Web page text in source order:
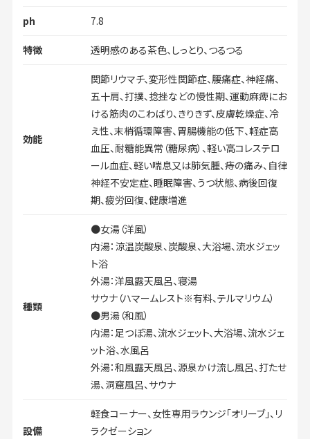
ph 7.8
特徴 透明感のある茶色、しっとり、つるつる
効能
関節リウマチ、変形性関節症、腰痛症、神経痛、
五十肩、打撲、捻挫などの慢性期、運動麻痺にお
ける筋肉のこわばり、きりきず、皮膚乾燥症、冷
え性、末梢循環障害、胃腸機能の低下、軽症高
血圧、耐糖能異常（糖尿病）、軽い高コレステロ
ール血症、軽い喘息又は肺気腫、痔の痛み、自律
神経不安定症、睡眠障害、うつ状態、病後回復
期、疲労回復、健康増進
種類
●女湯（洋風）
内湯：涼温炭酸泉、炭酸泉、大浴場、流水ジェッ
ト浴
外湯：洋風露天風呂、寝湯
サウナ（ハマームレスト※有料、テルマリウム）
●男湯（和風）
内湯：足つぼ湯、流水ジェット、大浴場、流水ジェ
ット浴、水風呂
外湯：和風露天風呂、源泉かけ流し風呂、打たせ
湯、洞窟風呂、サウナ
設備
軽食コーナー、女性専用ラウンジ「オリーブ」、リ
ラクゼーション